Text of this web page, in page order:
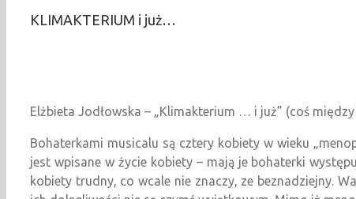
KLIMAKTERIUM i już…
Elżbieta Jodłowska – „Klimakterium … i już” (coś
Bohaterkami musicalu są cztery kobiety w wieku
jest wpisane w życie kobiety – mają je bohaterki
kobiety trudny, co wcale nie znaczy, ze beznadziejny.